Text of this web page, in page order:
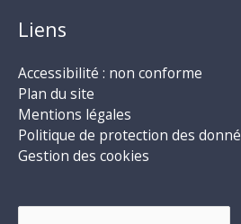
Liens
Accessibilité : non conforme
Plan du site
Mentions légales
Politique de protection des
Gestion des cookies